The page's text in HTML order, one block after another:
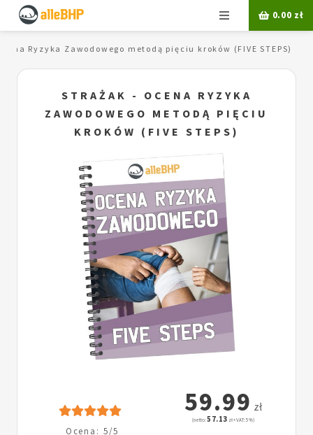
Menu 0.00 zł
Ryzyka Zawodowego metodą pięciu kroków (FIVE STEPS)
STRAŻAK - OCENA RYZYKA
ZAWODOWEGO METODĄ PIĘCIU
KROKÓW (FIVE STEPS)
Ocena: 5/5
59.99 zł
(netto:57.13 zł + VAT: 5%)